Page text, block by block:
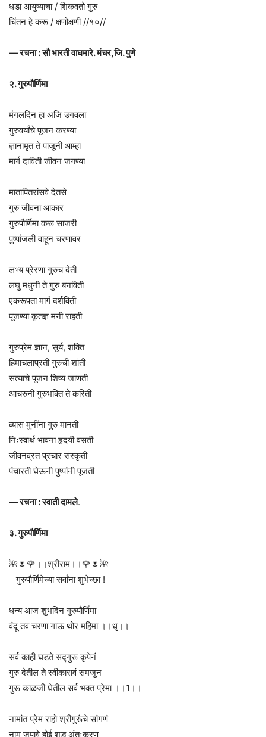
धडा आयुष्याचा / शिकवतो गुरु
चिंतन हे करू / क्षणोक्षणी //१०//
— रचना : सौ भारती वाघमारे. मंचर,जि. पुणे
२. गुरुपौर्णिमा
मंगलदिन हा अजि उगवला
गुरुवर्यांचे पूजन करण्या
ज्ञानामृत ते पाजूनी आम्हां
मार्ग दाविती जीवन जगण्या
मातापितरांसवे देतसे
गुरु जीवना आकार
गुरुपौर्णिमा करू साजरी
पुष्पांजली वाहून चरणावर
लभ्य प्रेरणा गुरुच देती
लघु मधुनी ते गुरु बनविती
एकरूपता मार्ग दर्शविती
पूजण्या कृतज्ञ मनी राहती
गुरुप्रेम ज्ञान, सूर्य, शक्ति
हिमाचलाप्रती गुरुची शांती
सत्याचे पूजन शिष्य जाणती
आचरुनी गुरुभक्ति ते करिती
व्यास मुनींना गुरु मानती
निःस्वार्थ भावना हृदयी वसती
जीवनव्रत प्रचार संस्कृती
पंचारती घेऊनी पुष्पांनी पूजती
— रचना : स्वाती दामले.
३. गुरुपौर्णिमा
🌺🌷🌹।।श्रीराम।।🌹🌷🌺
गुरुपौर्णिमेच्या सर्वांना शुभेच्छा !
धन्य आज शुभदिन गुरुपौर्णिमा
वंदू तव चरणा गाऊ थोर महिमा ।।धृ।।
सर्व काही घडते सद्गुरू कृपेनं
गुरु देतील ते स्वीकारावं समजुन
गुरू काळजी घेतील सर्व भक्त प्रेमा ।।1।।
नामांत प्रेम राहो श्रीगुरूंचे सांगणं
नाम जपावे होई शुद्ध अंतःकरण